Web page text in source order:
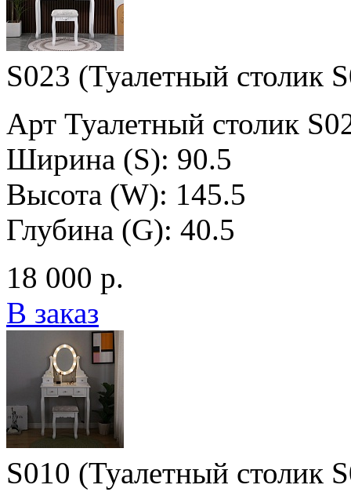
S023 (Туалетный столик
Арт Туалетный столик
Ширина (S): 90.5
Высота (W): 145.5
Глубина (G): 40.5
18 000 р.
В заказ
S010 (Туалетный столик